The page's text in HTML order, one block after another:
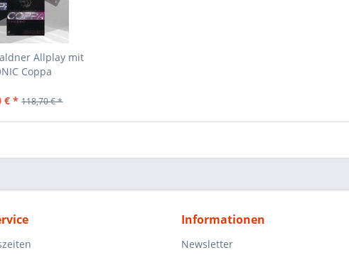
Allplay mit
Coppa
€ * 118,70 € *
Informationen
Newsletter